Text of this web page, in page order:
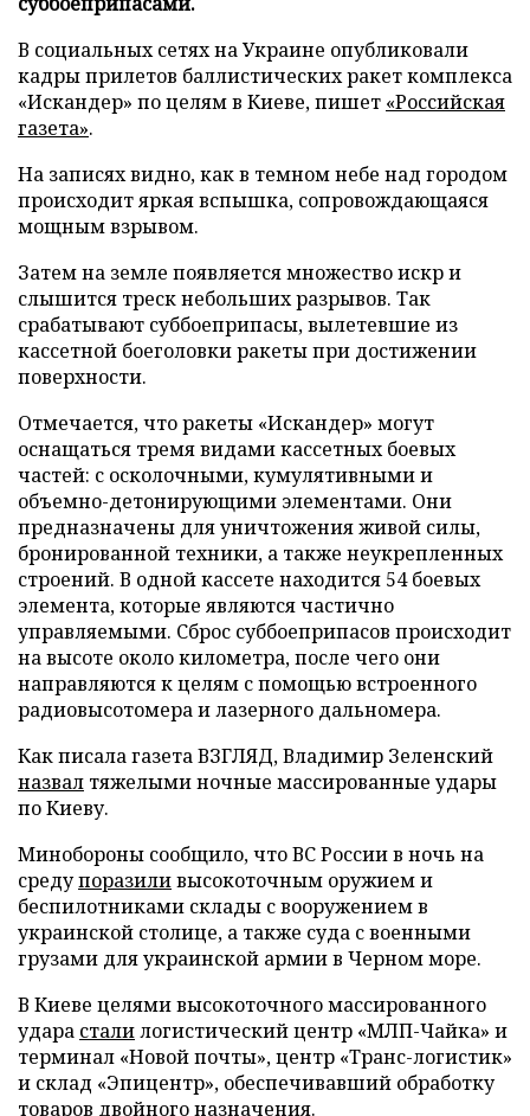
В социальных сетях на Украине опубликовали
кадры прилетов баллистических ракет комплекса
«Искандер» по целям в Киеве, пишет «Российская
газета».
На записях видно, как в темном небе над городом
происходит яркая вспышка, сопровождающаяся
мощным взрывом.
Затем на земле появляется множество искр и
слышится треск небольших разрывов. Так
срабатывают суббоеприпасы, вылетевшие из
кассетной боеголовки ракеты при достижении
поверхности.
Отмечается, что ракеты «Искандер» могут
оснащаться тремя видами кассетных боевых
частей: с осколочными, кумулятивными и
объемно-детонирующими элементами. Они
предназначены для уничтожения живой силы,
бронированной техники, а также неукрепленных
строений. В одной кассете находится 54 боевых
элемента, которые являются частично
управляемыми. Сброс суббоеприпасов происходит
на высоте около километра, после чего они
направляются к целям с помощью встроенного
радиовысотомера и лазерного дальномера.
Как писала газета ВЗГЛЯД, Владимир Зеленский
назвал тяжелыми ночные массированные удары
по Киеву.
Минобороны сообщило, что ВС России в ночь на
средупоразиливысокоточным оружием и
беспилотниками склады с вооружением в
украинской столице, а также суда с военными
грузами для украинской армии в Черном море.
В Киеве целями высокоточного массированного
удара сталилогистический центр «МЛП-Чайка» и
терминал «Новой почты», центр «Транс-логистик»
и склад «Эпицентр», обеспечивавший обработку
товаров двойного назначения.